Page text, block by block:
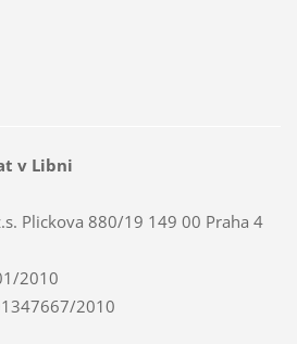
v Libni
z.s. Plickova 880/19 149 00 Praha 4
2010
2010